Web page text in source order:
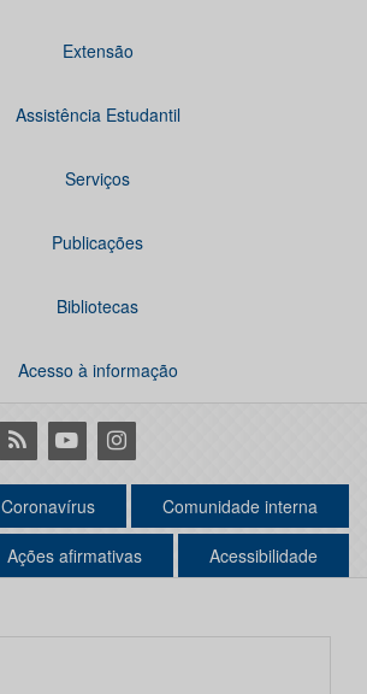
Extensão
Assistência Estudantil
Serviços
Publicações
Bibliotecas
Acesso à informação
RSS YoutubeInstagram
Coronavírus Comunidade interna
Ações afirmativas Acessibilidade